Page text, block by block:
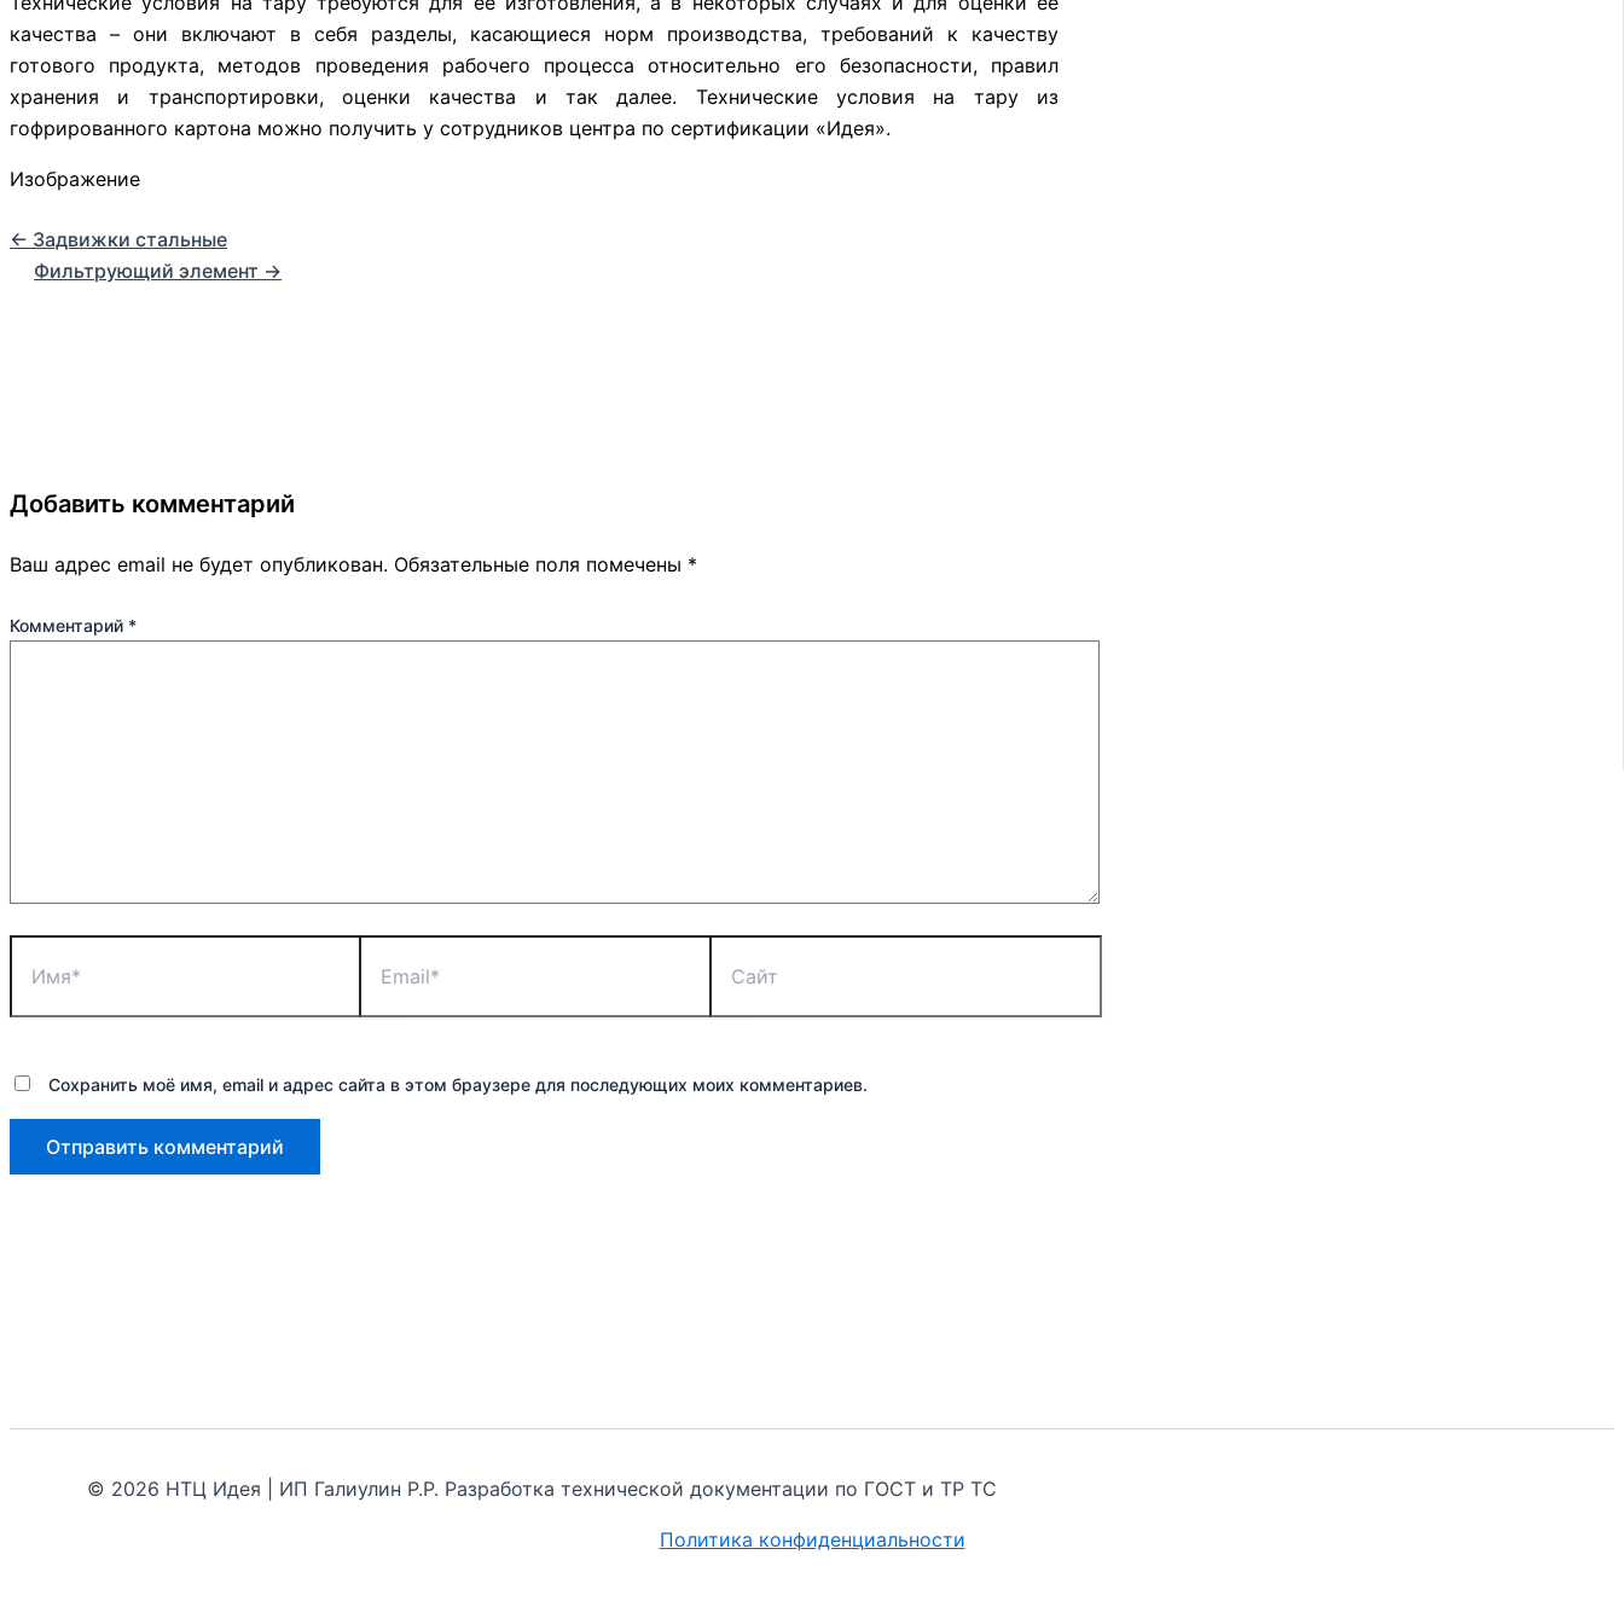
качества – они включают в себя разделы, касающиеся норм производства, требований к качеству
готового продукта, методов проведения рабочего процесса относительно его безопасности, правил
хранения и транспортировки, оценки качества и так далее. Технические условия на тару из
гофрированного картона можно получить у сотрудников центра по сертификации «Идея».
Изображение
← Задвижки стальные
Фильтрующий элемент →
Добавить комментарий
Ваш адрес email не будет опубликован. Обязательные поля помечены *
Комментарий *
Сохранить моё имя, email и адрес сайта в этом браузере для последующих моих комментариев.
© 2026 НТЦ Идея | ИП Галиулин Р.Р. Разработка технической документации по ГОСТ и ТР ТС
Политика конфиденциальности